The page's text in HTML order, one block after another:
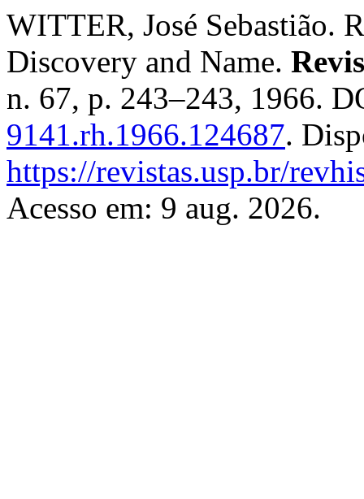
WITTER, José Sebastião.
Discovery and Name.
n. 67, p. 243–243, 1966.
9141.rh.1966.124687.
https://revistas.usp.br/
Acesso em: 9 aug. 2026.